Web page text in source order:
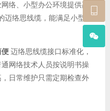
络、小型办公环境提供高
迈络思线缆，能满足小型企
便 迈络思线缆接口标准化，
网络技术人员按说明书操
日常维护只需定期检查外